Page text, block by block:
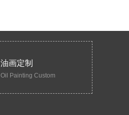
油画定制
Oil Painting Custom